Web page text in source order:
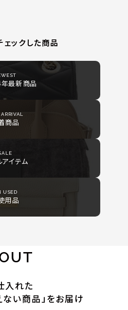
ェックした商品
最新商品
商品
イテム
USED
用品
入れた
い商品」をお届け